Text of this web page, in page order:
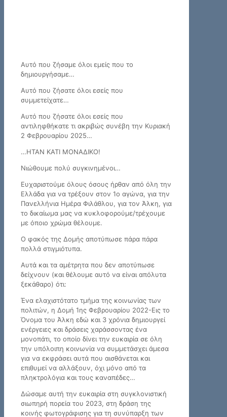
Αυτό που ζήσαμε όλοι εμείς που το
δημιουργήσαμε…
Αυτό που ζήσατε όλοι εσείς που
συμμετείχατε…
Αυτό που ζήσατε όλοι εσείς που
αντιληφθήκατε τι ακριβώς συνέβη την Κυριακή
2 Φεβρουαρίου 2025…
…ΗΤΑΝ ΚΑΤΙ ΜΟΝΑΔΙΚΟ!
Νιώθουμε πολύ συγκινημένοι…
Ευχαριστούμε όλους όσους ήρθαν από όλη την
Ελλάδα για να τρέξουν στον 1ο αγώνα, για την
Πανελλήνια Ημέρα Φιλάθλου, για τον Άλκη, για
το δικαίωμα μας να κυκλοφορούμε/τρέχουμε
με όποιο χρώμα θέλουμε.
Ο φακός της Δομής αποτύπωσε πάρα πάρα
πολλά στιγμιότυπα.
Αυτά και τα αμέτρητα που δεν αποτύπωσε
δείχνουν (και θέλουμε αυτό να είναι απόλυτα
ξεκάθαρο) ότι:
Ένα ελαχιστότατο τμήμα της κοινωνίας των
πολιτών, η Δομή 1ης Φεβρουαρίου 2022-Εις το
Όνομα του Άλκη εδώ και 3 χρόνια δημιουργεί
ενέργειες και δράσεις χαράσσοντας ένα
μονοπάτι, το οποίο δίνει την ευκαιρία σε όλη
την υπόλοιπη κοινωνία να συμμετάσχει άμεσα
για να εκφράσει αυτά που αισθάνεται και
επιθυμεί να αλλάξουν, όχι μόνο από τα
πληκτρολόγια και τους καναπέδες…
Δώσαμε αυτή την ευκαιρία στη συγκλονιστική
σιωπηρή πορεία του 2023, στη δράση της
κοινής φωτογράφισης για τη συνύπαρξη των